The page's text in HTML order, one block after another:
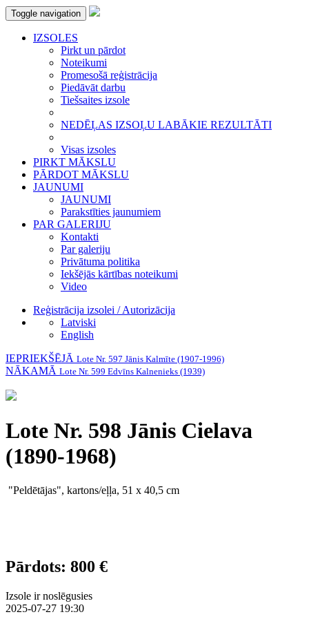
Toggle navigation
IZSOLES
Pirkt un pārdot
Noteikumi
Promesošā reģistrācija
Piedāvāt darbu
Tiešsaites izsole
NEDĒĻAS IZSOĻU LABĀKIE REZULTĀTI
Visas izsoles
PIRKT MĀKSLU
PĀRDOT MĀKSLU
JAUNUMI
JAUNUMI
Parakstīties jaunumiem
PAR GALERIJU
Kontakti
Par galeriju
Privātuma politika
Iekšējās kārtības noteikumi
Video
Reģistrācija izsolei / Autorizācija
Latviski
English
IEPRIEKŠĒJĀ Lote Nr. 597 Jānis Kalmīte (1907-1996)
NĀKAMĀ Lote Nr. 599 Edvīns Kalnenieks (1939)
Lote Nr. 598 Jānis Cielava
(1890-1968)
"Peldētājas", kartons/eļļa, 51 x 40,5 cm
Pārdots: 800 €
Izsole ir noslēgusies
2025-07-27 19:30